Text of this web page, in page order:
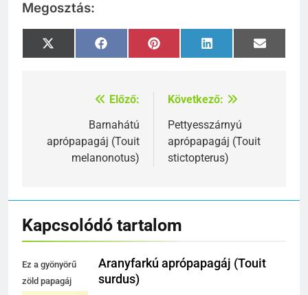
Megosztás:
Share
on
X
(Twitter)
Share
on
FacebookShare
on
Pinterest Share
on
LinkedIn
Share
on
Email
Bejegyzés
navigáció
Előző:
Barnahátú
aprópapagáj (Touit
melanonotus)
Következő:
Pettyesszárnyú
aprópapagáj (Touit
stictopterus)
Kapcsolódó tartalom
Ez a gyönyörű
zöld papagáj
Aranyfarkú aprópapagáj (Touit
surdus)